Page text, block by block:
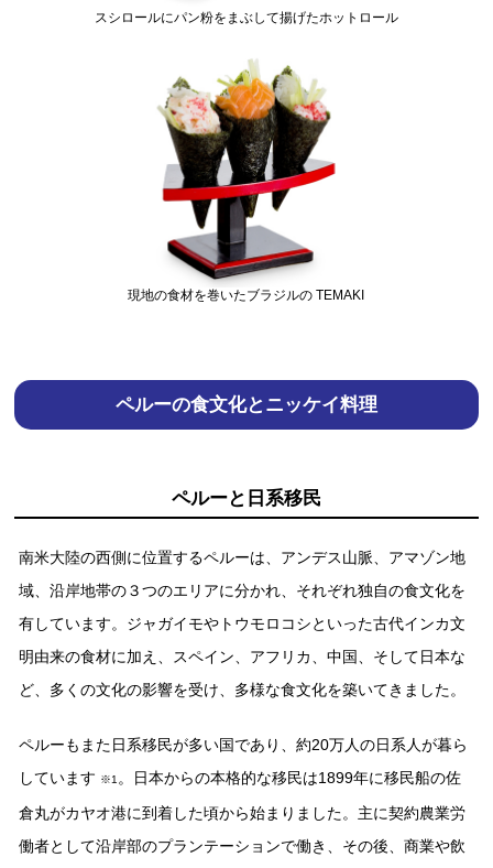
スシロールにパン粉をまぶして揚げたホットロール
現地の⾷材を巻いたブラジルの TEMAKI
ペルーの⾷⽂化とニッケイ料理
ペルーと⽇系移⺠
南⽶⼤陸の⻄側に位置するペルーは、アンデス⼭脈、アマゾン地
域、沿岸地帯の３つのエリアに分かれ、それぞれ独⾃の⾷⽂化を
有しています。ジャガイモやトウモロコシといった古代インカ⽂
明由来の⾷材に加え、スペイン、アフリカ、中国、そして⽇本な
ど、多くの⽂化の影響を受け、多様な⾷⽂化を築いてきました。
ペルーもまた⽇系移⺠が多い国であり、約20万⼈の⽇系⼈が暮ら
しています ※1 。⽇本からの本格的な移⺠は1899年に移⺠船の佐
倉丸がカヤオ港に到着した頃から始まりました。主に契約農業労
働者として沿岸部のプランテーションで働き、その後、商業や飲